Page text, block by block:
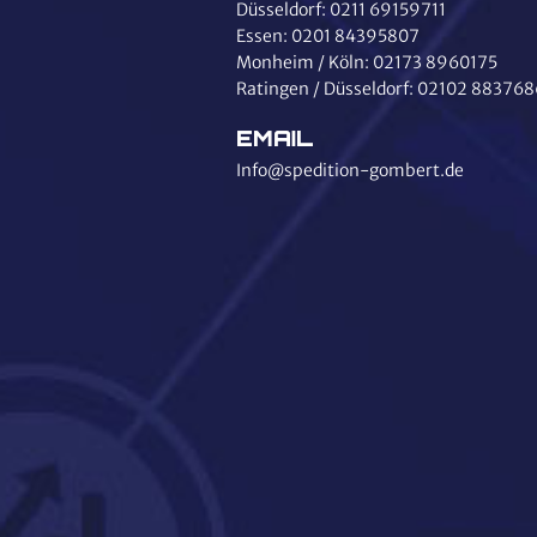
Düsseldorf: 0211 69159711
Essen: 0201 84395807
Monheim / Köln: 02173 8960175
Ratingen / Düsseldorf: 02102
EMAIL
Info@spedition-gombert.de